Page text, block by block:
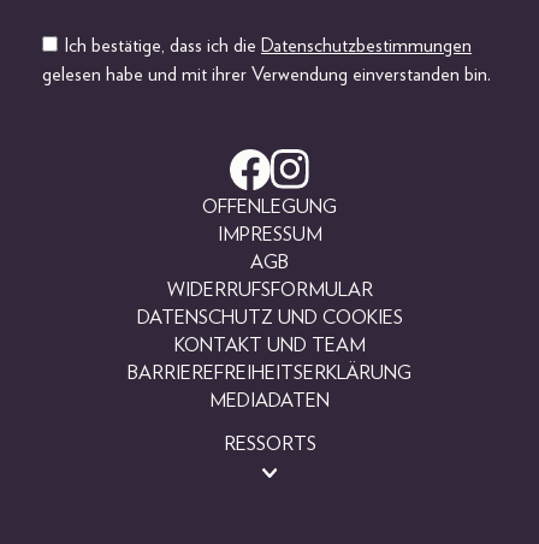
Ich bestätige, dass ich die Datenschutzbestimmungen
gelesen habe und mit ihrer Verwendung einverstanden bin.
OFFENLEGUNG
IMPRESSUM
AGB
WIDERRUFSFORMULAR
DATENSCHUTZ UND COOKIES
KONTAKT UND TEAM
BARRIEREFREIHEITSERKLÄRUNG
MEDIADATEN
RESSORTS